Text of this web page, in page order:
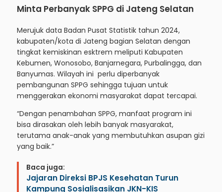
Minta Perbanyak SPPG di Jateng Selatan
Merujuk data Badan Pusat Statistik tahun 2024,
kabupaten/kota di Jateng bagian Selatan dengan
tingkat kemiskinan esktrem meliputi Kabupaten
Kebumen, Wonosobo, Banjarnegara, Purbalingga, dan
Banyumas. Wilayah ini perlu diperbanyak
pembangunan SPPG sehingga tujuan untuk
menggerakan ekonomi masyarakat dapat tercapai.
“Dengan penambahan SPPG, manfaat program ini
bisa dirasakan oleh lebih banyak masyarakat,
terutama anak-anak yang membutuhkan asupan gizi
yang baik.”
Baca juga:
Jajaran Direksi BPJS Kesehatan Turun
Kampung Sosialisasikan JKN-KIS